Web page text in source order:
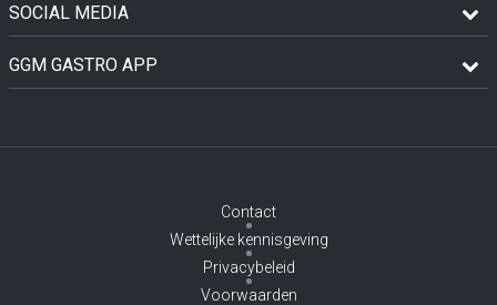
SOCIAL MEDIA
GGM GASTRO APP
Contact
Wettelijke kennisgeving
Privacybeleid
Voorwaarden